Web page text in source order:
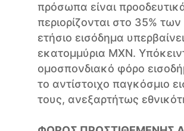
πρόσωπα είναι
περιορίζονται στο 35%
ετήσιο εισόδημα
εκατομμύρια MXN.
ομοσπονδιακό φόρο
το αντίστοιχο παγκόσμιο
τους, ανεξαρτήτως